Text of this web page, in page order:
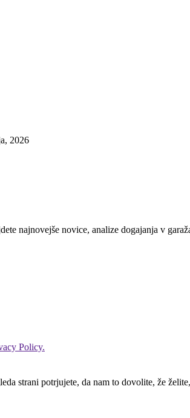
2026
najnovejše novice, analize dogajanja v
Policy.
strani potrjujete, da nam to dovolite, že